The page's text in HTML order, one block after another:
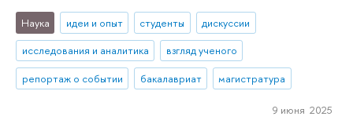
Наука идеи и опыт студенты
дискуссии
исследования и аналитика
взгляд ученого
репортаж о событии
бакалавриат магистратура
9 июня 2025